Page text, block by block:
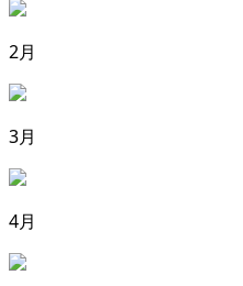
2月
3月
4月